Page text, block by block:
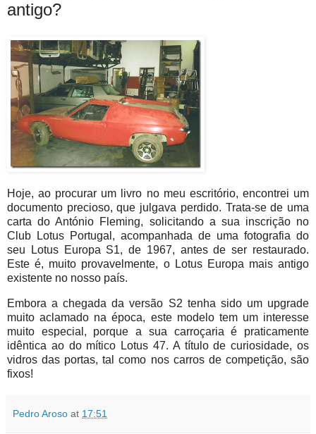
antigo?
Hoje, ao procurar um livro no meu escritório, encontrei um
documento precioso, que julgava perdido. Trata-se de uma
carta do António Fleming, solicitando a sua inscrição no
Club Lotus Portugal, acompanhada de uma fotografia do
seu Lotus Europa S1, de 1967, antes de ser restaurado.
Este é, muito provavelmente, o Lotus Europa mais antigo
existente no nosso país.
Embora a chegada da versão S2 tenha sido um upgrade
muito aclamado na época, este modelo tem um interesse
muito especial, porque a sua carroçaria é praticamente
idêntica ao do mítico Lotus 47. A título de curiosidade, os
vidros das portas, tal como nos carros de competição, são
fixos!
Pedro Aroso at 17:51